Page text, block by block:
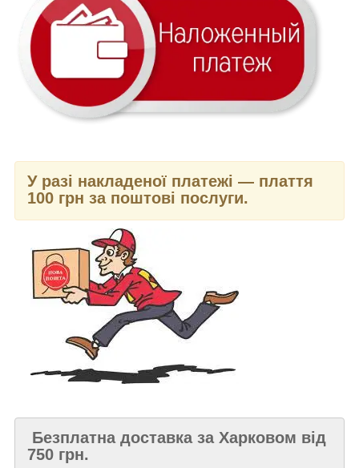
У разі накладеної платежі — плаття
100 грн за поштові послуги.
Безплатна доставка за Харковом від
750 грн.